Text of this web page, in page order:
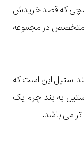
مچی که قصد خریدش
متخصص در مجموعه
استیل این است که
به بند چرم یک
می باشد.